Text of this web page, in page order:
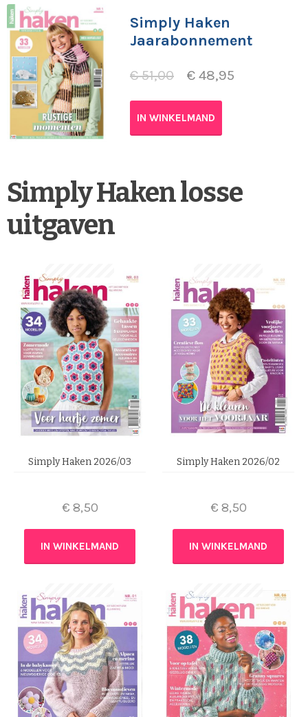
Simply Haken
Jaarabonnement
€51,00 €48,95
IN WINKELMAND
Simply Haken losse
uitgaven
Simply Haken 2026/03
€ 8,50
IN WINKELMAND
Simply Haken 2026/02
€ 8,50
IN WINKELMAND